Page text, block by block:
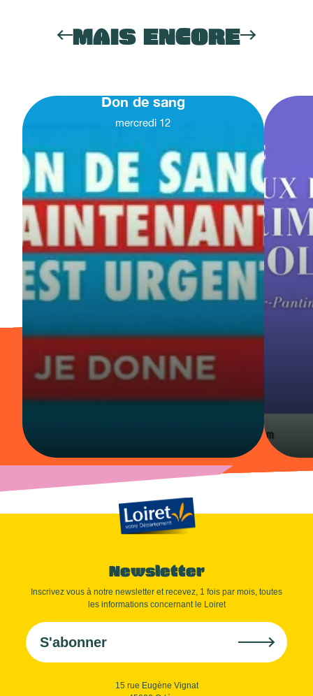
MAIS ENCORE
Don de sang
mercredi 12
Newsletter
Inscrivez vous à notre newsletter et recevez, 1 fois par mois, toutes
les informations concernant le Loiret
S'abonner
15 rue Eugène Vignat